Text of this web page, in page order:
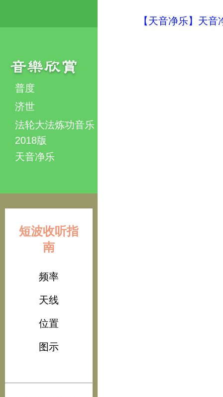
普度
济世
法轮大法炼功音乐
2018版
天音净乐
短波收听指
南
频率
天线
位置
图示
【天音净乐】天